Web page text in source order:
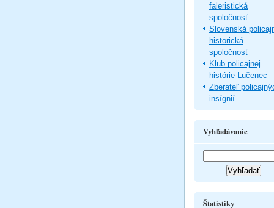
faleristická
spoločnosť
Slovenská
historická
spoločnosť
Klub policajnej
histórie Lučenec
Zberateľ
insígnií
Vyhľadávanie
Štatistiky